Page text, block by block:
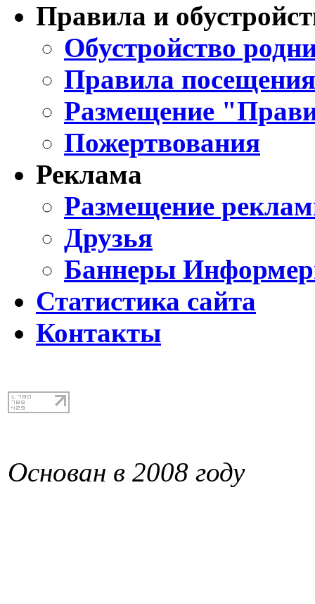
Правила и
Обустройство
Правила
Размещение
Пожертвования
Реклама
Размещение
Друзья
Баннеры
Статистика сайта
Контакты
Основан в 2008 году